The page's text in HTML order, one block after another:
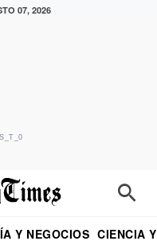
07, 2026
Y NEGOCIOS CIENCIA